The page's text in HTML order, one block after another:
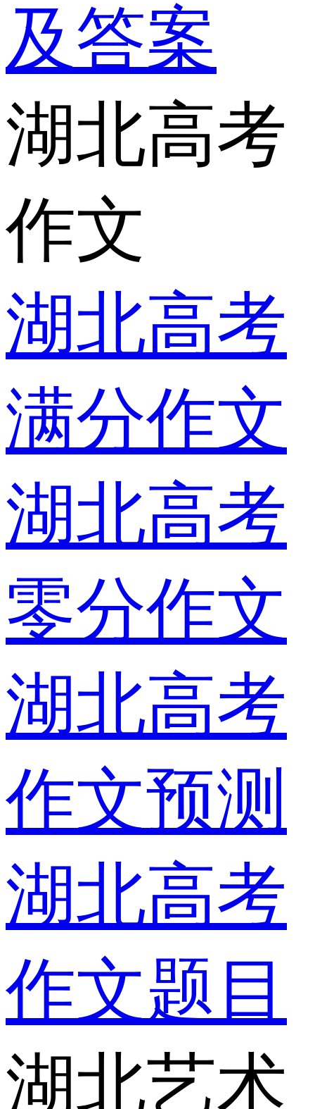
及答案
湖北高考
作文
湖北高考
满分作文
湖北高考
零分作文
湖北高考
作文预测
湖北高考
作文题目
湖北艺术